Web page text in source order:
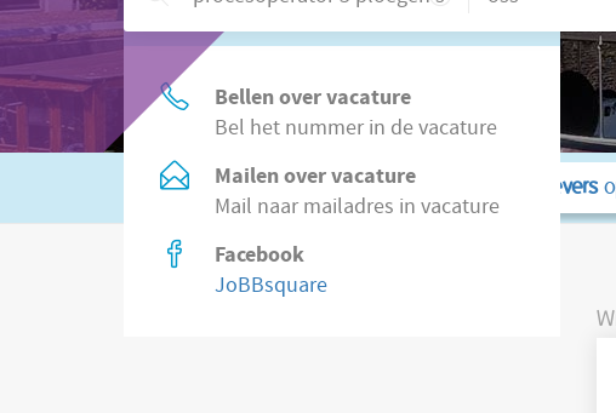
Of zoek in8.500 vacatures direct bij werkgevers
Hulp nodig?
Bellen over vacature
Bel het nummer in de vacature
Mailen over vacature
Mail naar mailadres in vacature
Facebook
JoBBsquare